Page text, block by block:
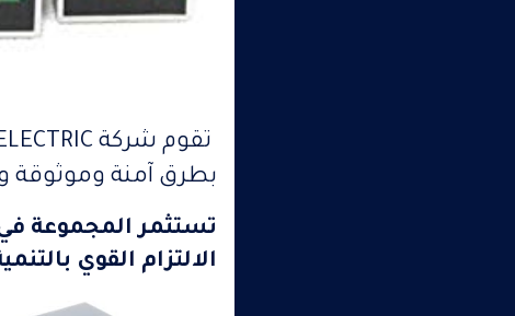
بطرق آمنة وموثوقة
تستثمر المجموعة في
الالتزام القوي